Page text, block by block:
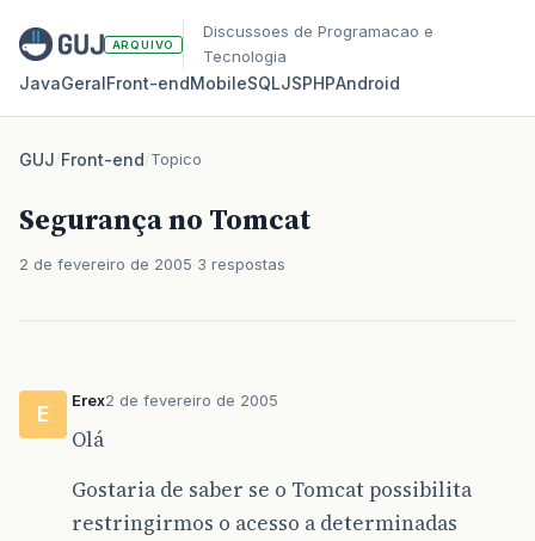
ARQUIVO
Discussoes de Programacao e
Tecnologia
JavaGeralFront‑endMobileSQLJSPHPAndroid
GUJ/Front-end/Topico
Segurança no Tomcat
2 de fevereiro de 2005 3 respostas
E
Erex2 de fevereiro de 2005
Olá
Gostaria de saber se o Tomcat possibilita
restringirmos o acesso a determinadas